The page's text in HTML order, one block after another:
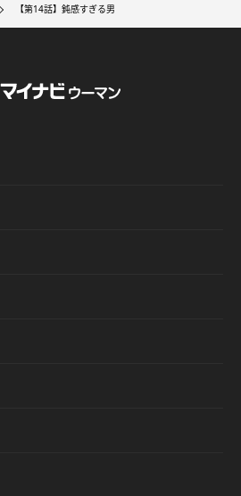
【第14話】鈍感すぎる男